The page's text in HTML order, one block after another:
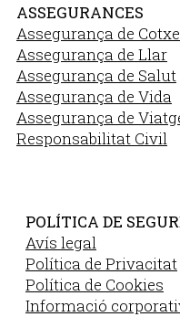
ASSEGURANCES
Assegurança de Cotxe
Assegurança de Llar
Assegurança de Salut
Assegurança de Vida
Assegurança de
Responsabilitat Civil
POLÍTICA DE
Avís legal
Política de Privacitat
Política de Cookies
Informació